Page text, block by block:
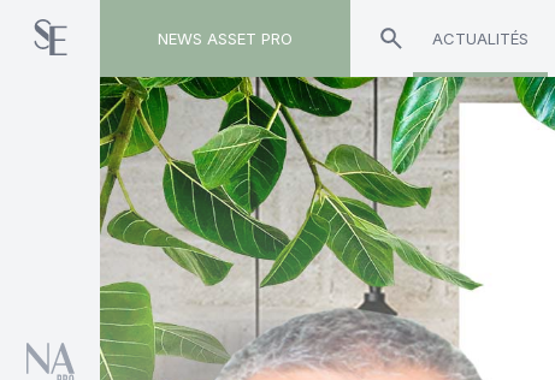
NEWS ASSET PRO ACTUALITÉS
Toute l'actualité sur le tag "Renato Guerriero"